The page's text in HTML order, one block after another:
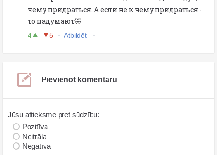
чему придраться. А если не к чему придраться -
то надумают🤣
4 5 Atbildēt
Pievienot komentāru
Jūsu attieksme pret sūdzību:
Pozitīva
Neitrāla
Negatīva